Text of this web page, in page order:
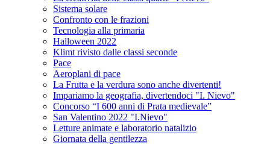
Sistema solare
Confronto con le frazioni
Tecnologia alla primaria
Halloween 2022
Klimt rivisto dalle classi seconde
Pace
Aeroplani di pace
La Frutta e la verdura sono anche divertenti!
Impariamo la geografia, divertendoci "I. Nievo"
Concorso “I 600 anni di Prata medievale”
San Valentino 2022 "I.Nievo"
Letture animate e laboratorio natalizio
Giornata della gentilezza